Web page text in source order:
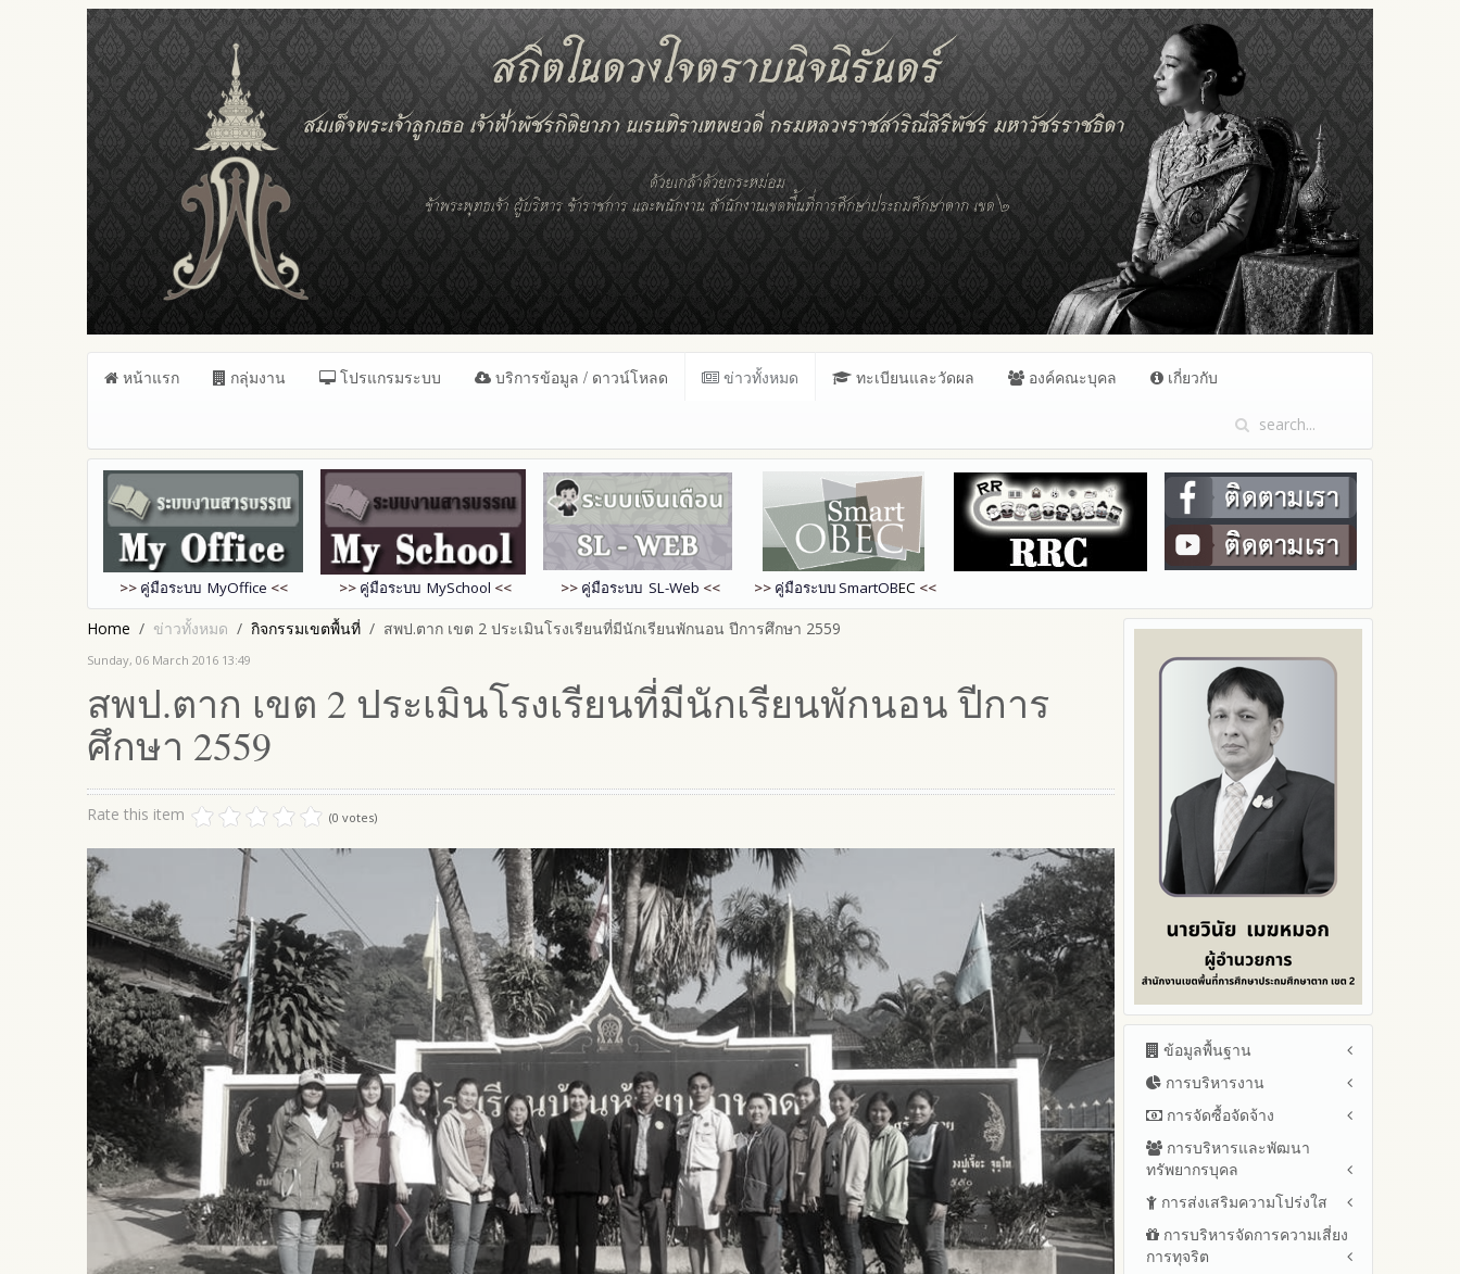
หน้าแรก กลุ่มงาน โปรแกรมระบบ บริการข้อมูล / ดาวน์โหลด ข่าวทั้งหมด ทะเบียนและวัดผล องค์คณะบุคล เกี่ยวกับ
>> คู่มือระบบ MyOffice << >> คู่มือระบบ MySchool << >> คู่มือระบบ SL-Web << >> คู่มือระบบSmartOBEC <<
Home ข่าวทั้งหมด กิจกรรมเขตพื้นที่ สพป.ตาก เขต 2 ประเมินโรงเรียนที่มีนักเรียนพักนอน ปีการศึกษา 2559
Sunday, 06 March 2016 13:49
สพป.ตาก เขต 2 ประเมินโรงเรียนที่มีนักเรียนพักนอน ปีการ
ศึกษา 2559
Rate this item (0 votes)
ข้อมูลพื้นฐาน
โครงสร้าง หน้าที่และอำนาจ
ข้อมูลผู้บริหาร
ข้อมูลการติดต่อและ ช่อง
ทางการสอบถาม
ระเบียบ / กฎหมายที่เกี่ยวข้อง
นโยบายคุ้มครองข้อมูลส่วน
บุคคล
ข่าวประชาสัมพันธ์
การบริหารงาน
แผนยุทธศาสตร์หรือแผนพัฒนา
สำนักงานเขตพื้นที่การศึกษา
แผนและความก้าวหน้าในการ
ประจำปีงบประมาณ
ปีงบประมาณ 2569
ปีงบประมาณ 2568
การจัดซื้อจัดจ้าง
สรุปผลการจัดซื้อจัดจ้างหรือการ
จัดหาพัสดุรายเดือน ประจำ
ปีงบประมาณ พ.ศ.2569 (แบบ
สขร.1)
รายงานสรุปผลการจัดซื้อจัดจ้าง
หรือการจัดหาพัสดุของสำนักงาน
การบริหารและพัฒนา
ทรัพยากรบุคล
หลักเกณฑ์และแผนการบริหาร
และพัฒนาทรัพยากรบุคลล ประจำ
ปีงบประมาณ พ.ศ.2569
การส่งเสริมความโปร่งใส
แนวปฏิบัติการจัดการเรื่องร้อง
เรียนการทุจริตและประพฤติมิชอบ
การบริหารจัดการความเสี่ยง
การทุจริต